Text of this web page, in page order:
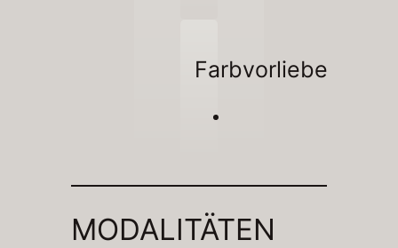
Farbvorliebe
MODALITÄTEN